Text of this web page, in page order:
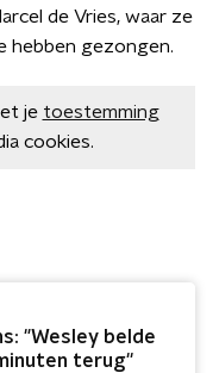
de Vries, waar ze
hebben gezongen.
je toestemming
cookies.
"Wesley belde
terug''